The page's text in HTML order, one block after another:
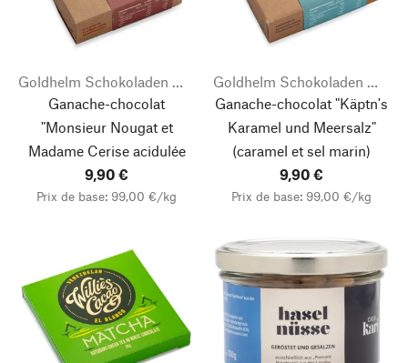
Ganache-chocolat
"Monsieur Nougat et
Madame Cerise acidulée
9,90 €
Prix de base: 99,00 €/kg
Ganache-chocolat "Käptn's
Karamel und Meersalz"
(caramel et sel marin)
9,90 €
Prix de base: 99,00 €/kg